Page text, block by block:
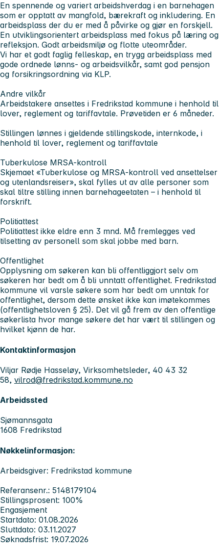
En spennende og variert arbeidshverdag i en barnehagen
som er opptatt av mangfold, bærekraft og inkludering. En
arbeidsplass der du er med å påvirke og gjør en forskjell.
En utviklingsorientert arbeidsplass med fokus på læring og
refleksjon. Godt arbeidsmiljø og flotte uteområder.
Vi har et godt faglig felleskap, en trygg arbeidsplass med
gode ordnede lønns- og arbeidsvilkår, samt god pensjon
og forsikringsordning via KLP.
Andre vilkår
Arbeidstakere ansettes i Fredrikstad kommune i henhold til
lover, reglement og tariffavtale. Prøvetiden er 6 måneder.
Stillingen lønnes i gjeldende stillingskode, internkode, i
henhold til lover, reglement og tariffavtale
Tuberkulose MRSA-kontroll
Skjemaet «Tuberkulose og MRSA-kontroll ved ansettelser
og utenlandsreiser», skal fylles ut av alle personer som
skal tiltre stilling innen barnehageetaten – i henhold til
forskrift.
Politiattest
Politiattest ikke eldre enn 3 mnd. Må fremlegges ved
tilsetting av personell som skal jobbe med barn.
Offentlighet
Opplysning om søkeren kan bli offentliggjort selv om
søkeren har bedt om å bli unntatt offentlighet. Fredrikstad
kommune vil varsle søkere som har bedt om unntak for
offentlighet, dersom dette ønsket ikke kan imøtekommes
(offentlighetsloven § 25). Det vil gå frem av den offentlige
søkerlista hvor mange søkere det har vært til stillingen og
hvilket kjønn de har.
Kontaktinformasjon
Viljar Rødje Hasseløy, Virksomhetsleder, 40 43 32
58, vilrod@fredrikstad.kommune.no
Arbeidssted
Sjømannsgata
1608 Fredrikstad
Nøkkelinformasjon:
Arbeidsgiver: Fredrikstad kommune
Referansenr.: 5148179104
Stillingsprosent: 100%
Engasjement
Startdato: 01.08.2026
Sluttdato: 03.11.2027
Søknadsfrist: 19.07.2026